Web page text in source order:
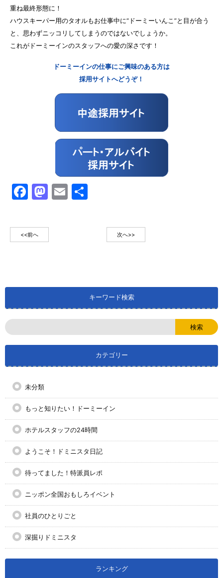
重ね最終形態に！
ハウスキーパー用のタオルもお仕事中に“ドーミーいんこ”と目が合う
と、思わずニッコリしてしまうのではないでしょうか。
これがドーミーインのスタッフへの愛の深さです！
ドーミーインの仕事にご興味のある方は
採用サイトへどうぞ！
Facebook
Mastodon
Email
<<前へ 次へ>>
キーワード検索
カテゴリー
未分類
もっと知りたい！ドーミーイン
ホテルスタッフの24時間
ようこそ！ドミニスタ日記
待ってました！特派員レポ
ニッポン全国おもしろイベント
社員のひとりごと
深掘りドミニスタ
ランキング